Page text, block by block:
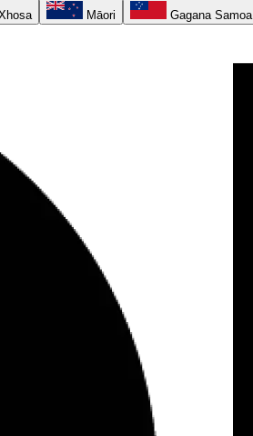
Māori Gagana Samoa